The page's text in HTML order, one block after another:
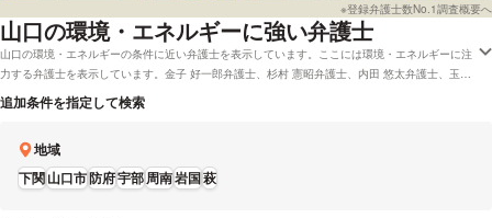
※登録弁護士数No.1調査概要へ
山口の環境・エネルギーに強い弁護士
山口の環境・エネルギーの条件に近い弁護士を表示しています。ここには環境・エネルギーに注
力する弁護士を表示しています。金子 好一郎弁護士、杉村 憲昭弁護士、内田 悠太弁護士、玉岡
範久弁護士、舛本 行広弁護士などの電話・メールの問合せ情報から、口コミや評判・土日祝日
の休日法律相談や無料相談の可否など、充実した専門情報で心強い弁護士をお探しください。
追加条件を指定して検索
地域
下関山口市防府宇部周南岩国萩